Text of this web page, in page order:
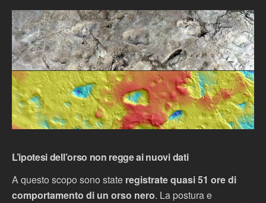
L’ipotesi dell’orso non regge ai nuovi dati
A questo scopo sono state registrate quasi 51 ore di
comportamento di un orso nero. La postura e